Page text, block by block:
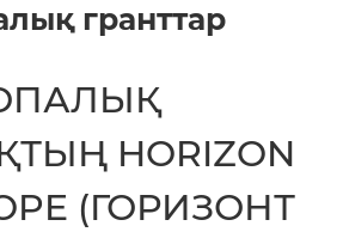
гранттар
HORIZON
(ГОРИЗОНТ